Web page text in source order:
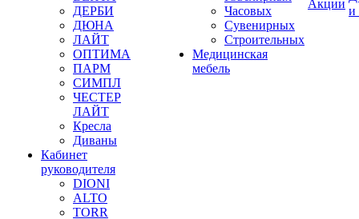
ДЕРБИ
ДЮНА
ЛАЙТ
ОПТИМА
ПАРМ
СИМПЛ
ЧЕСТЕР
ЛАЙТ
Кресла
Диваны
Кабинет
руководителя
DIONI
ALTO
TORR
Часовых
Сувенирных
Строительных
Медицинская
мебель
Акции
и